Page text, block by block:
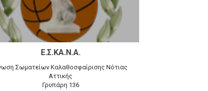
Ε.Σ.ΚΑ.Ν.Α.
Σωματείων Καλαθοσφαίρισης Νότιας
Αττικής
Γρυπάρη 136